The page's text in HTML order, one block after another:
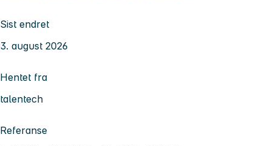
Sist endret
3. august 2026
Hentet fra
talentech
Referanse